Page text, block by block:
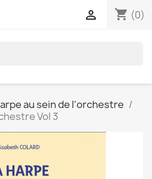
shopping_cart (0)

au sein de l'orchestre
Vol 3